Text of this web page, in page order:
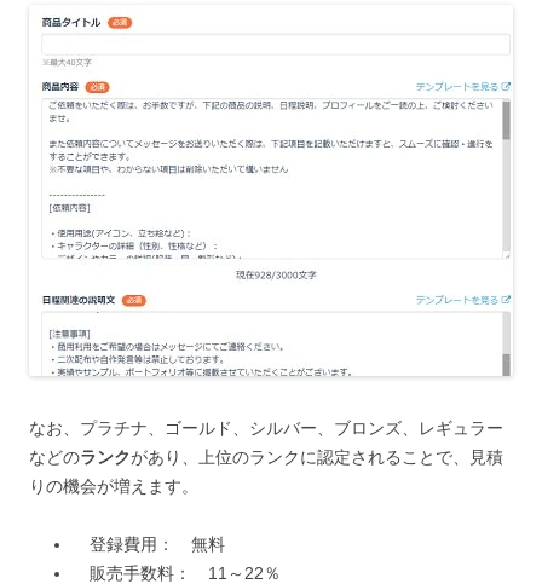
なお、プラチナ、ゴールド、シルバー、ブロンズ、レギュラー
などのランクがあり、上位のランクに認定されることで、見積
りの機会が増えます。
登録費用： 無料
販売手数料： 11～22％